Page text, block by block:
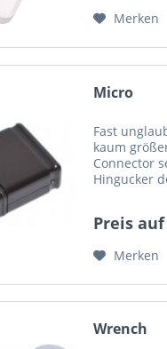
und...Merken
Micro
Fast
kaum
Connector
Hingucker
Stick Modell
(LxBxH):...
Preis
Merken
Wrench